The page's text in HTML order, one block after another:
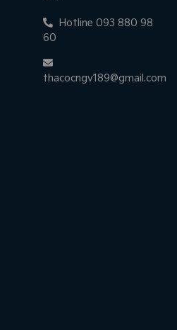
Hotline 093 880 98
60
thacocngv189@gmail.com